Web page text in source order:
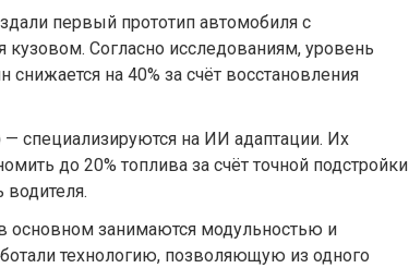
первый прототип автомобиля с
Согласно исследованиям, уровень
на 40% за счёт восстановления
— специализируются на ИИ адаптации. Их
до 20% топлива за счёт точной подстройки
водителя.
основном занимаются модульностью и
технологию, позволяющую из одного